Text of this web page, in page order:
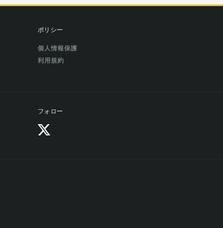
ポリシー
個人情報保護
利用規約
フォロー